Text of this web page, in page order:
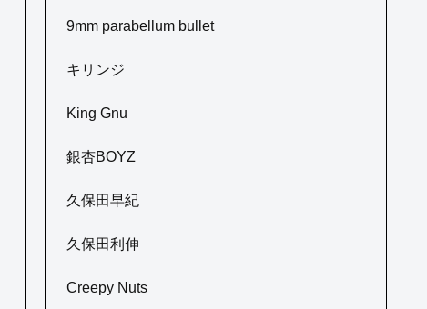
9mm parabellum bullet
キリンジ
King Gnu
銀杏BOYZ
久保田早紀
久保田利伸
Creepy Nuts